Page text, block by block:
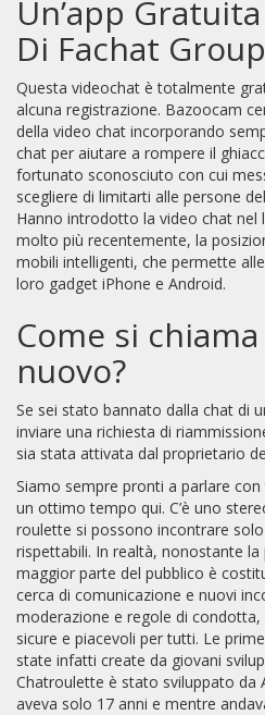
Un’app
Di Fachat Group
Questa videochat è totalmente
alcuna registrazione. Bazoocam
della video chat incorporando
chat per aiutare a rompere il
fortunato sconosciuto con cui
scegliere di limitarti alle persone
Hanno introdotto la video chat nel
molto più recentemente, la
mobili intelligenti, che permette
loro gadget iPhone e Android.
Come si
nuovo?
Se sei stato bannato dalla chat di
inviare una richiesta di
sia stata attivata dal proprietario
Siamo sempre pronti a parlare
un ottimo tempo qui. C’è uno
roulette si possono incontrare
rispettabili. In realtà, nonostante
maggior parte del pubblico è
cerca di comunicazione e nuovi
moderazione e regole di
sicure e piacevoli per tutti. Le
state infatti create da giovani
Chatroulette è stato sviluppato da
aveva solo 17 anni e mentre